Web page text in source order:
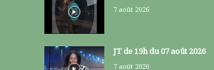
7 août 2026
JT de 19h du 07 août 2026
7 août 2026